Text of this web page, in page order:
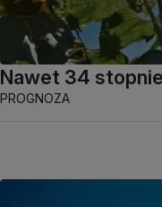
Nawet 34
PROGNOZA